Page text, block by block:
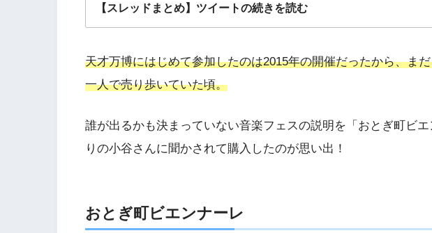
【スレッドまとめ】ツイートの続きを読む
天才万博にはじめて参加したのは2015年の開催だったから、ま
一人で売り歩いていた頃。
誰が出るかも決まっていない音楽フェスの説明を「おとぎ町ビ
りの小谷さんに聞かされて購入したのが思い出！
おとぎ町ビエンナーレ